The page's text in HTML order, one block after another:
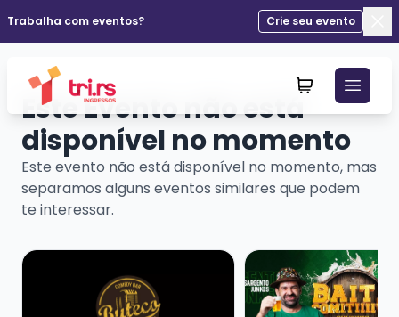
Trabalha com eventos?
Crie seu evento
Este Evento não está
disponível no momento
Este evento não está disponível no momento, mas
separamos alguns eventos similares que podem
te interessar.
Veja mais sobre APOSTOLO ARNALDO - PESADO
Veja mais sobre